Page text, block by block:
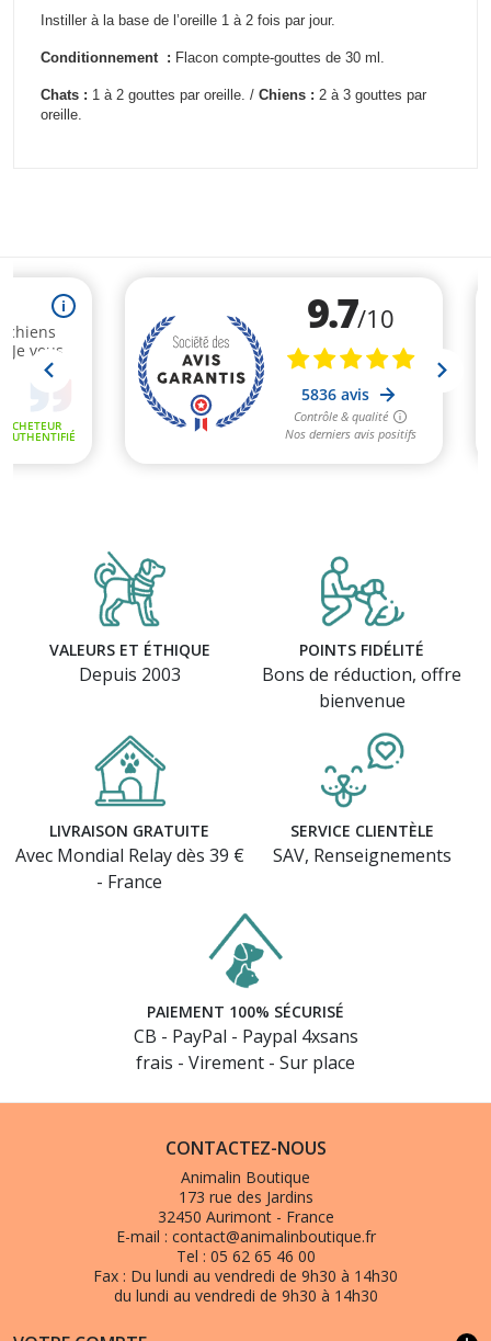
Instiller à la base de l’oreille 1 à 2 fois par jour.
Conditionnement : Flacon compte-gouttes de 30 ml
Chats : 1 à 2 gouttes par oreille . / Chiens : 2 à 3 gouttes par
oreille
VALEURS ET ÉTHIQUE
Depuis 2003
POINTS FIDÉLITÉ
Bons de réduction, offre
bienvenue
LIVRAISON GRATUITE
Avec Mondial Relay dès 39 €
- France
SERVICE CLIENTÈLE
SAV, Renseignements
PAIEMENT 100% SÉCURISÉ
CB - PayPal - Paypal 4xsans
frais - Virement - Sur place
CONTACTEZ-NOUS
Animalin Boutique
173 rue des Jardins
32450 Aurimont - France
E-mail : contact@animalinboutique.fr
Tel : 05 62 65 46 00
Fax : Du lundi au vendredi de 9h30 à 14h30
du lundi au vendredi de 9h30 à 14h30